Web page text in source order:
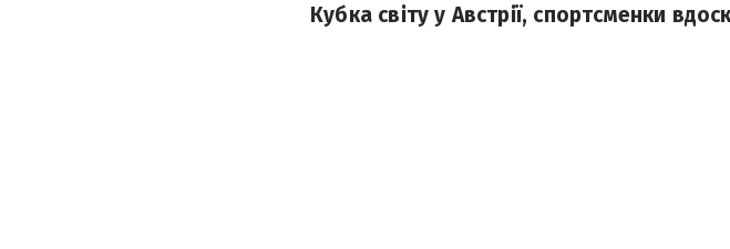
Кубка світу у Австрії, спортсменки